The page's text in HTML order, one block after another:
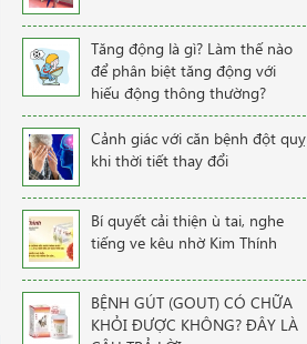
Tăng động là gì? Làm thế nào
để phân biệt tăng động với
hiếu động thông thường?
Cảnh giác với căn bệnh đột quỵ
khi thời tiết thay đổi
Bí quyết cải thiện ù tai, nghe
tiếng ve kêu nhờ Kim Thính
BỆNH GÚT (GOUT) CÓ CHỮA
KHỎI ĐƯỢC KHÔNG? ĐÂY LÀ